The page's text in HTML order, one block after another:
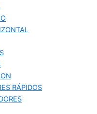
RÁPIDOS